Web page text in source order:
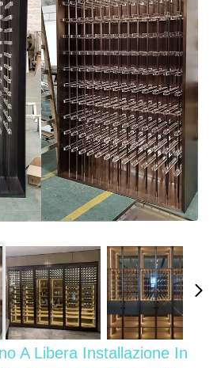
A Libera Installazione In